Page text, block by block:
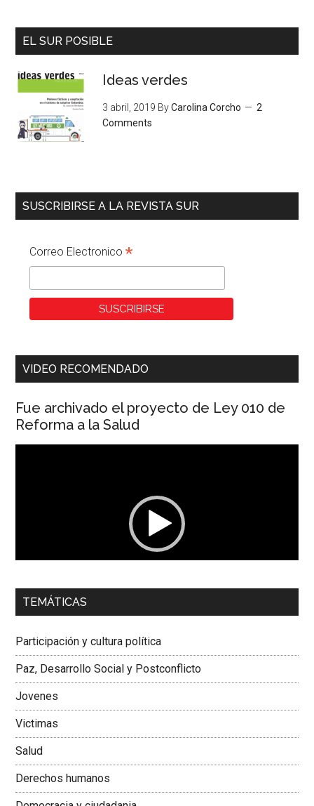
EL SUR POSIBLE
Ideas verdes
3 abril, 2019 ByCarolina Corcho
2
Comments
SUSCRIBIRSE A LA REVISTA SUR
Correo Electronico*
VIDEO RECOMENDADO
Fue archivado el proyecto de Ley 010 de
Reforma a la Salud
00:00 01:04
Dra. Carolina Corcho Mejía,Presidenta Corporación
Colombiana
TEMÁTICAS
Participación y cultura política
Paz, Desarrollo Social y Postconflicto
Jovenes
Victimas
Salud
Derechos humanos